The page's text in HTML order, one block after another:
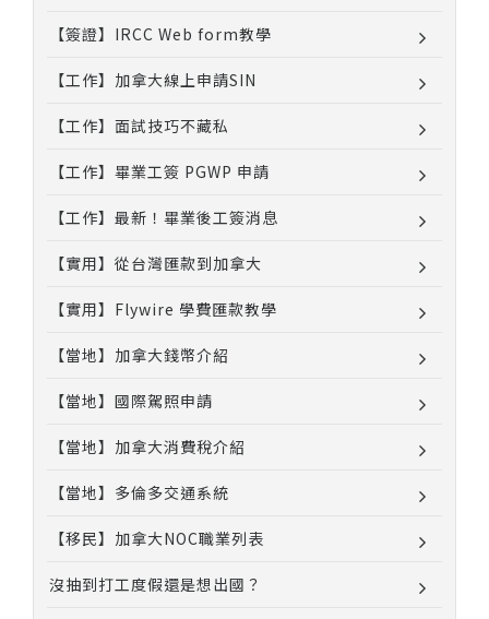
【簽證】IRCC Web form教學
【工作】加拿大線上申請SIN
【工作】面試技巧不藏私
【工作】畢業工簽 PGWP 申請
【工作】最新！畢業後工簽消息
【實用】從台灣匯款到加拿大
【實用】Flywire 學費匯款教學
【當地】加拿大錢幣介紹
【當地】國際駕照申請
【當地】加拿大消費稅介紹
【當地】多倫多交通系統
【移民】加拿大NOC職業列表
沒抽到打工度假還是想出國？